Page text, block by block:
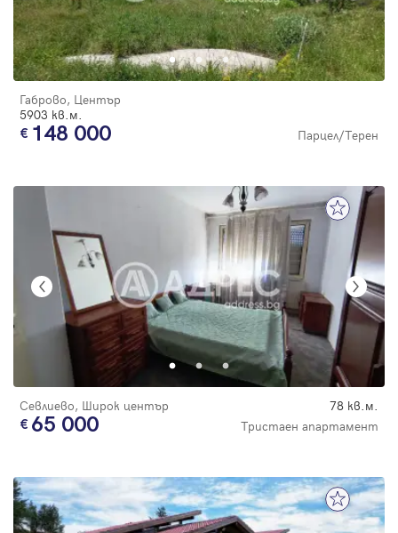
Габрово, Център
5903 кв.м.
148 000 Парцел/Терен
Севлиево, Широк център 78 кв.м.
65 000 Тристаен апартамент